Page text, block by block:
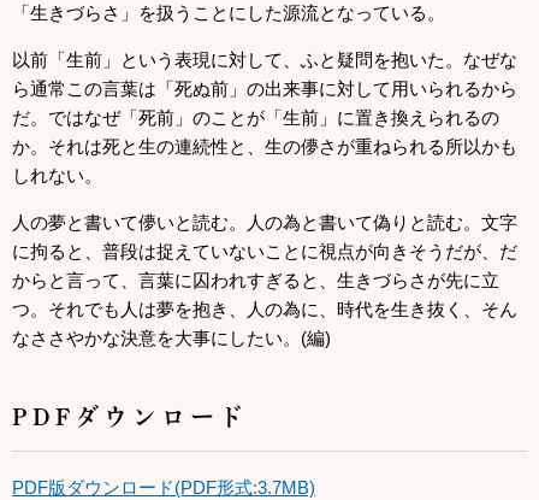
「生きづらさ」を扱うことにした源流となっている。
以前「生前」という表現に対して、ふと疑問を抱いた。なぜな
ら通常この言葉は「死ぬ前」の出来事に対して用いられるから
だ。ではなぜ「死前」のことが「生前」に置き換えられるの
か。それは死と生の連続性と、生の儚さが重ねられる所以かも
しれない。
人の夢と書いて儚いと読む。人の為と書いて偽りと読む。文字
に拘ると、普段は捉えていないことに視点が向きそうだが、だ
からと言って、言葉に囚われすぎると、生きづらさが先に立
つ。それでも人は夢を抱き、人の為に、時代を生き抜く、そん
なささやかな決意を大事にしたい。(編)
PDFダウンロード
PDF版ダウンロード(PDF形式:3.7MB)